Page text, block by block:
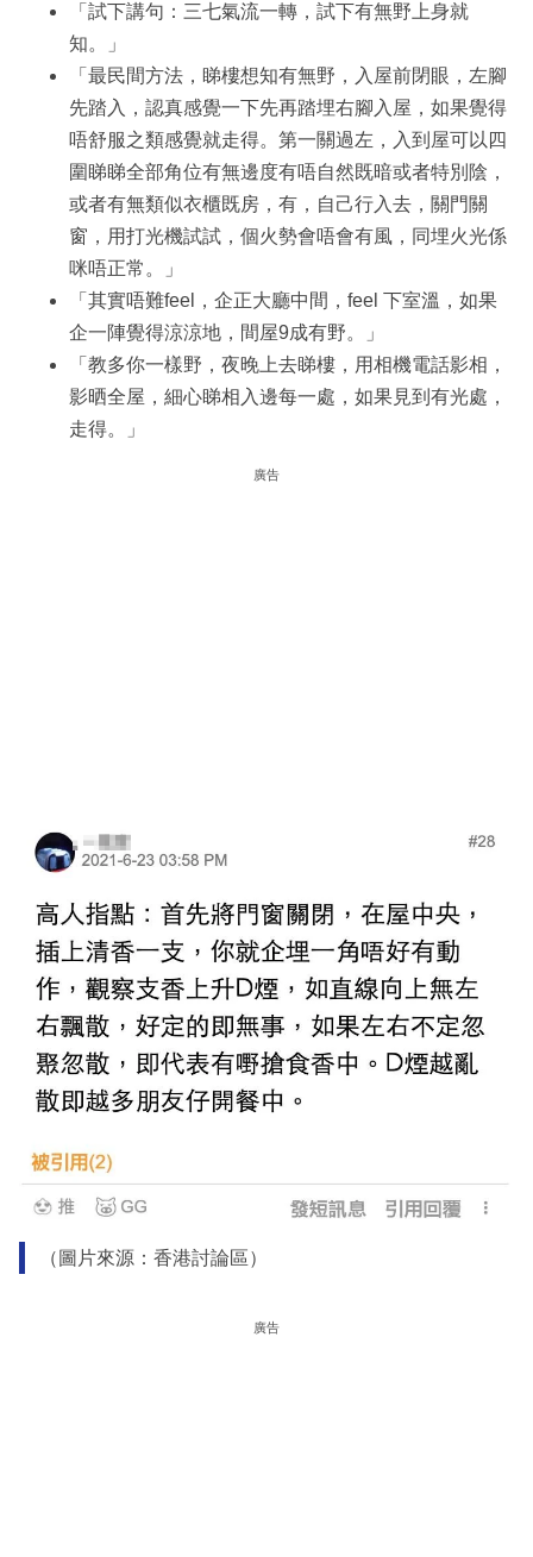
「試下講句：三七氣流一轉，試下有無野上身就
知。」
「最民間方法，睇樓想知有無野，入屋前閉眼，左腳
先踏入，認真感覺一下先再踏埋右腳入屋，如果覺得
唔舒服之類感覺就走得。第一關過左，入到屋可以四
圍睇睇全部角位有無邊度有唔自然既暗或者特別陰，
或者有無類似衣櫃既房，有，自己行入去，關門關
窗，用打光機試試，個火勢會唔會有風，同埋火光係
咪唔正常。」
「其實唔難feel，企正大廳中間，feel 下室溫，如果
企一陣覺得涼涼地，間屋9成有野。」
「教多你一樣野，夜晚上去睇樓，用相機電話影相，
影晒全屋，細心睇相入邊每一處，如果見到有光處，
走得。」
廣告
（圖片來源：香港討論區）
廣告